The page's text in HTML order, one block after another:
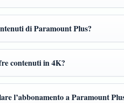
di Paramount Plus?
contenuti in 4K?
l’abbonamento a Paramount